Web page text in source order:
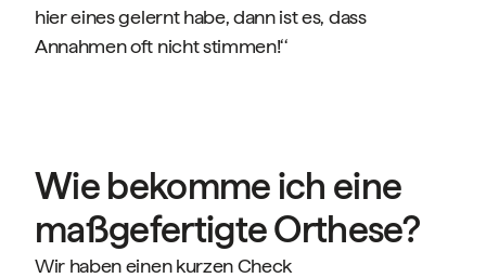
hier eines gelernt habe, dann ist es, dass
Annahmen oft nicht stimmen!‘‘
Wie bekomme ich eine
maßgefertigte Orthese?
Wir haben einen kurzen Check